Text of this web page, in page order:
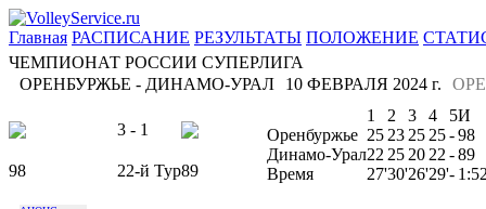
Главная РАСПИСАНИЕ РЕЗУЛЬТАТЫ ПОЛОЖЕНИЕ
ЧЕМПИОНАТ РОССИИ СУПЕРЛИГА
ОРЕНБУРЖЬЕ - ДИНАМО-УРАЛ
10 ФЕВРАЛЯ 2024 г.
3 - 1
98 22-й Тур89
1 2 3 4 5И
Оренбуржье 25 23 25 25-98
Динамо-Урал22 25 20 22 -89
Время
27'30'26'29'-